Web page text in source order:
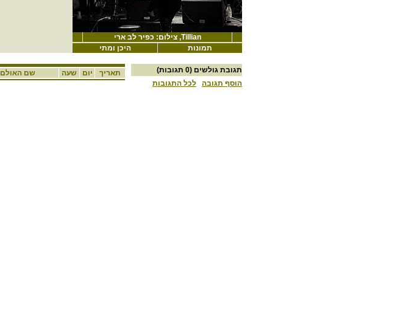
Tillian, צילום: כפיר לב ארי
תמונות
היכן ומתי
שם האולם שעה יום תאריך תגובת גולשים (0 תגובות)
הוסף תגובה
לכל התגובות